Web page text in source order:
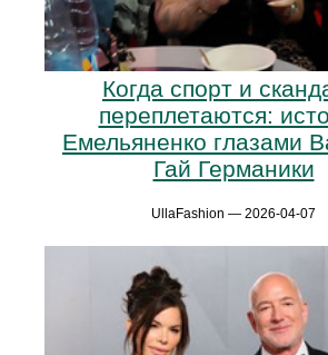
Когда спорт и
переплетаются:
Емельяненко глазами
Гай Германики
UllaFashion — 2026-04-07